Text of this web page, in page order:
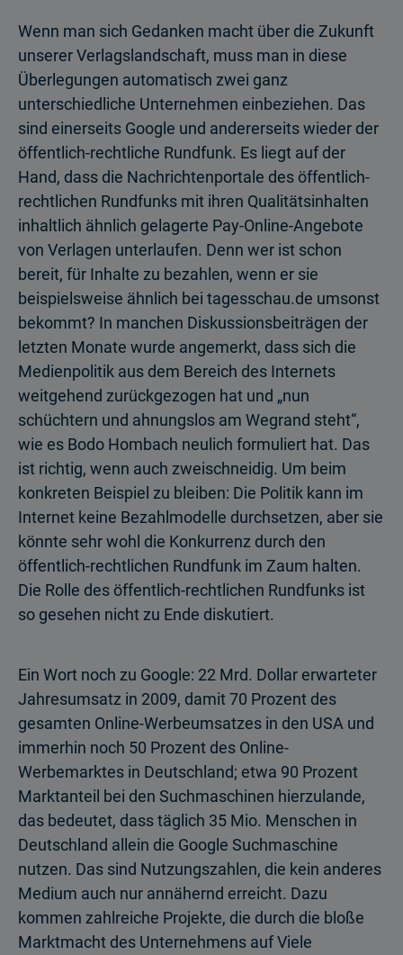
Wenn man sich Gedanken macht über die Zukunft
unserer Verlagslandschaft, muss man in diese
Überlegungen automatisch zwei ganz
unterschiedliche Unternehmen einbeziehen. Das
sind einerseits Google und andererseits wieder der
öffentlich-rechtliche Rundfunk. Es liegt auf der
Hand, dass die Nachrichtenportale des öffentlich-
rechtlichen Rundfunks mit ihren Qualitätsinhalten
inhaltlich ähnlich gelagerte Pay-Online-Angebote
von Verlagen unterlaufen. Denn wer ist schon
bereit, für Inhalte zu bezahlen, wenn er sie
beispielsweise ähnlich bei tagesschau.de umsonst
bekommt? In manchen Diskussionsbeiträgen der
letzten Monate wurde angemerkt, dass sich die
Medienpolitik aus dem Bereich des Internets
weitgehend zurückgezogen hat und „nun
schüchtern und ahnungslos am Wegrand steht“,
wie es Bodo Hombach neulich formuliert hat. Das
ist richtig, wenn auch zweischneidig. Um beim
konkreten Beispiel zu bleiben: Die Politik kann im
Internet keine Bezahlmodelle durchsetzen, aber sie
könnte sehr wohl die Konkurrenz durch den
öffentlich-rechtlichen Rundfunk im Zaum halten.
Die Rolle des öffentlich-rechtlichen Rundfunks ist
so gesehen nicht zu Ende diskutiert.
Ein Wort noch zu Google: 22 Mrd. Dollar erwarteter
Jahresumsatz in 2009, damit 70 Prozent des
gesamten Online-Werbeumsatzes in den USA und
immerhin noch 50 Prozent des Online-
Werbemarktes in Deutschland; etwa 90 Prozent
Marktanteil bei den Suchmaschinen hierzulande,
das bedeutet, dass täglich 35 Mio. Menschen in
Deutschland allein die Google Suchmaschine
nutzen. Das sind Nutzungszahlen, die kein anderes
Medium auch nur annähernd erreicht. Dazu
kommen zahlreiche Projekte, die durch die bloße
Marktmacht des Unternehmens auf Viele